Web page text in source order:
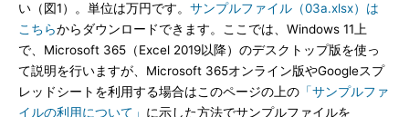
い（図1）。単位は万円です。 サンプルファイル（03a.xlsx）は
こちらからダウンロードできます。ここでは、Windows 11上
で、Microsoft 365（Excel 2019以降）のデスクトップ版を使っ
て説明を行いますが、Microsoft 365オンライン版やGoogleスプ
レッドシートを利用する場合はこのページの上の 「サンプルファ
イルの利用について」 に示した方法でサンプルファイルを